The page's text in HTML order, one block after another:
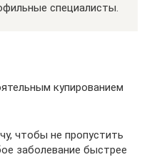
специалисты.
купированием
чтобы не пропустить
заболевание быстрее